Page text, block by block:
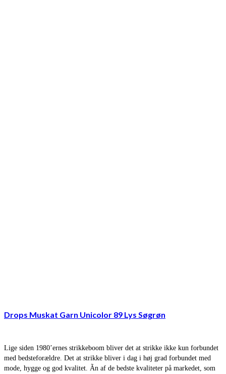
Drops Muskat Garn Unicolor 89 Lys Søgrøn
Lige siden 1980’ernes strikkeboom bliver det at strikke ikke kun forbundet
med bedsteforældre. Det at strikke bliver i dag i høj grad forbundet med
mode, hygge og god kvalitet. Ãn af de bedste kvaliteter på markedet, som